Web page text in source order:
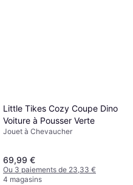
Little Tikes Cozy Coupe Dino
Voiture à Pousser Verte
Jouet à Chevaucher
69,99 €
Ou 3 paiements de 23,33 €
4 magasins